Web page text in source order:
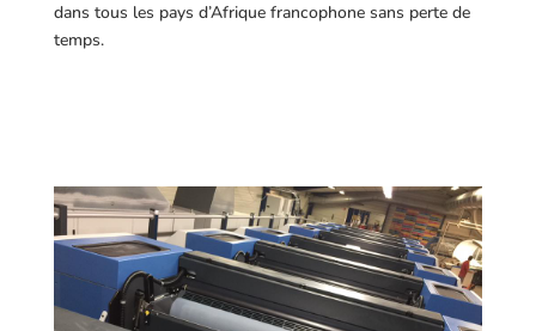
dans tous les pays d’Afrique francophone sans perte de
temps.